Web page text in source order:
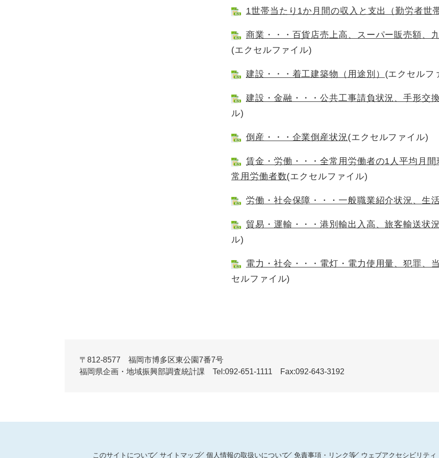
1世帯当たり1か月間の収入と支出（勤労者世帯
商業・・・百貨店売上高、スーパー販売額、
(エクセルファイル)
建設・・・着工建築物（用途別） (エクセルフ
建設・金融・・・公共工事請負状況、手形交
ル)
倒産・・・企業倒産状況(エクセルファイル)
賃金・労働・・・全常用労働者の1人平均月
常用労働者数(エクセルファイル)
労働・社会保障・・・一般職業紹介状況、生
貿易・運輸・・・港別輸出入高、旅客輸送状
ル)
電力・社会・・・電灯・電力使用量、犯罪、
セルファイル)
〒812-8577 福岡市博多区東公園7番7号
福岡県企画・地域振興部調査統計課 Tel:092-651-1111 Fax:092-643-3192
このサイトについて サイトマップ 個人情報の取扱いについて 免責事項・リンク等 ウェブアクセシビリティ